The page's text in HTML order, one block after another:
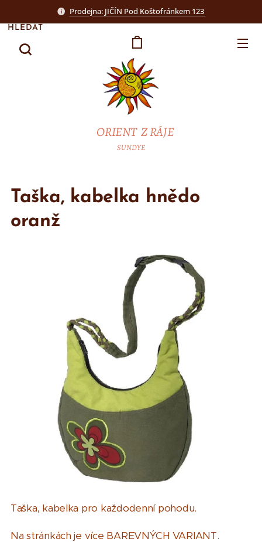
Prodejna: JIČÍN Pod Koštofránkem 123
ORIENT Z RÁJE
SUNDYE
HLEDAT
Taška, kabelka hnědo
oranž
Taška, kabelka pro každodenní pohodu.
Na stránkách je více BAREVNÝCH VARIANT.